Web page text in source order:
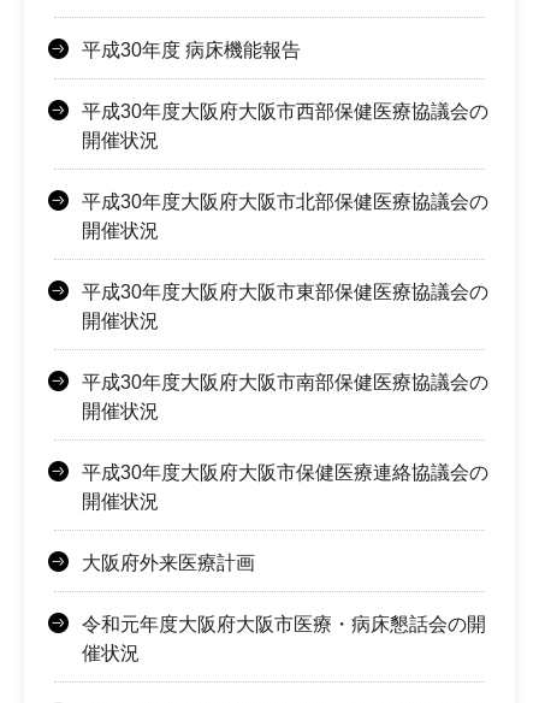
平成30年度 病床機能報告
平成30年度大阪府大阪市西部保健医療協議会の
開催状況
平成30年度大阪府大阪市北部保健医療協議会の
開催状況
平成30年度大阪府大阪市東部保健医療協議会の
開催状況
平成30年度大阪府大阪市南部保健医療協議会の
開催状況
平成30年度大阪府大阪市保健医療連絡協議会の
開催状況
大阪府外来医療計画
令和元年度大阪府大阪市医療・病床懇話会の開
催状況